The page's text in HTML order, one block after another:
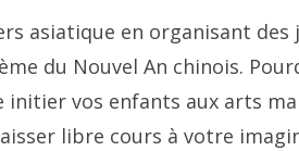
asiatique en organisant
du Nouvel An chinois.
initier vos enfants aux arts
libre cours à votre